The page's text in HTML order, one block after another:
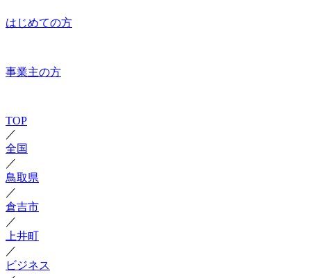
はじめての方
事業主の方
TOP
／
全国
／
鳥取県
／
倉吉市
／
上井町
／
ビジネス